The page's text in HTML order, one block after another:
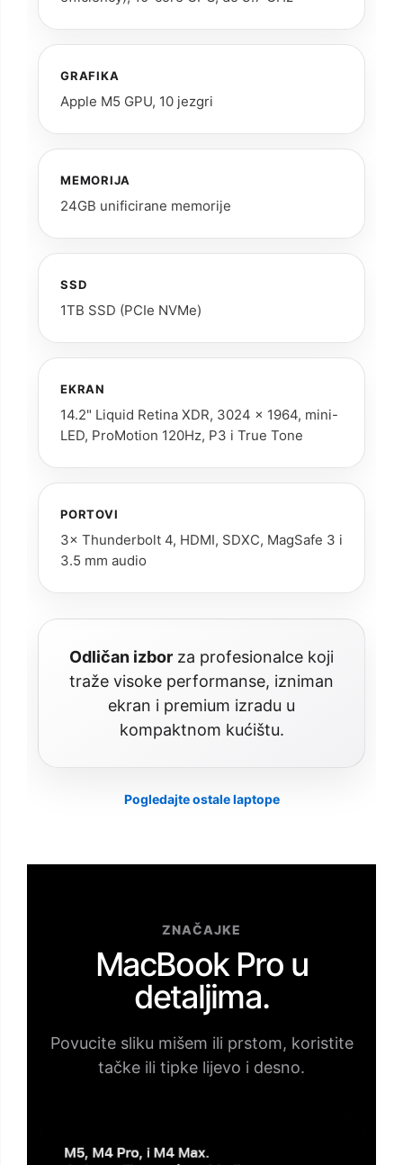
GRAFIKA
Apple M5 GPU, 10 jezgri
MEMORIJA
24GB unificirane memorije
SSD
1TB SSD (PCIe NVMe)
EKRAN
14.2" Liquid Retina XDR, 3024 × 1964, mini-
LED, ProMotion 120Hz, P3 i True Tone
PORTOVI
3× Thunderbolt 4, HDMI, SDXC, MagSafe 3 i
3.5 mm audio
Odličan izbor za profesionalce koji
traže visoke performanse, izniman
ekran i premium izradu u
kompaktnom kućištu.
Pogledajte ostale laptope
ZNAČAJKE
MacBook Pro u
detaljima.
Povucite sliku mišem ili prstom, koristite
tačke ili tipke lijevo i desno.